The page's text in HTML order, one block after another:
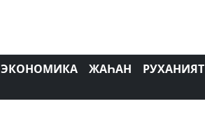
ЭКОНОМИКА ЖАҺАН РУХАНИЯТ